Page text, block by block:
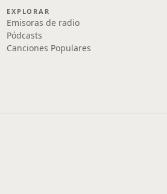
EXPLORAR
Emisoras de radio
Pódcasts
Canciones Populares